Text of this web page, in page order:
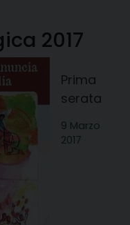
2017
Prima
serata
9 Marzo
2017